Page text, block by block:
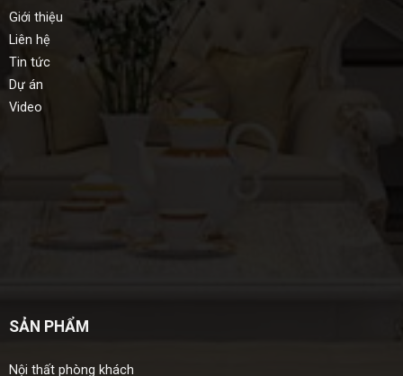
Giới thiệu
Liên hệ
Tin tức
Dự án
Video
SẢN PHẨM
Nội thất phòng khách